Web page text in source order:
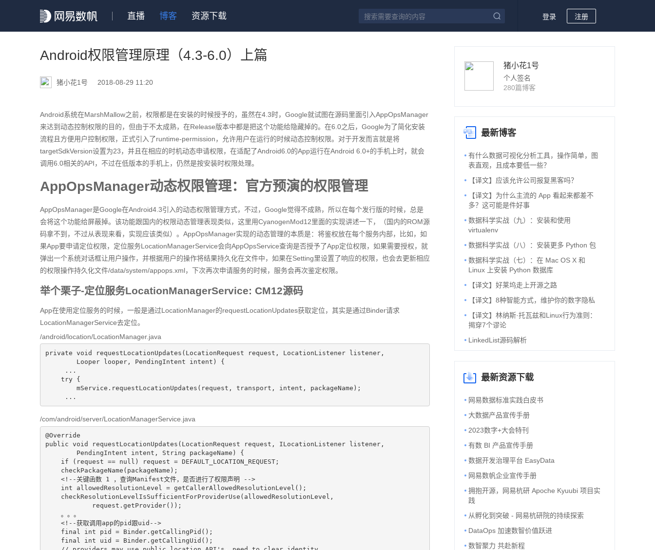
直播 博客 资源下载 登录 注册
猪小花1号
个人签名
280篇博客
最新博客
有什么数据可视化分析工具，操作简单，图
表直观，且成本要低一些？
【译文】应该允许公司报复黑客吗？
【译文】为什么主流的 App 看起来都差不
多？这可能是件好事
数据科学实战（九）：安装和使用
virtualenv
数据科学实战（八）：安装更多 Python 包
数据科学实战（七）：在 Mac OS X 和
Linux 上安装 Python 数据库
【译文】好莱坞走上开源之路
【译文】8种智能方式，维护你的数字隐私
​【译文】林纳斯·托瓦兹和Linux行为准则：
揭穿7个谬论
LinkedList源码解析
最新资源下载
网易数据标准实践白皮书
大数据产品宣传手册
2023数字+大会特刊
有数 BI 产品宣传手册
数据开发治理平台 EasyData
网易数帆企业宣传手册
拥抱开源，网易杭研 Apoche Kyuubi 项目实
践
从孵化到突破 - 网易杭研院的持续探索
DataOps 加速数智价值跃进
数智聚力 共赴新程
Android权限管理原理（4.3-6.0）上篇
猪小花1号 2018-08-29 11:20
Android系统在MarshMallow之前，权限都是在安装的时候授予的，虽然在4.3时，Google就试图在源码里面引入AppOpsManager
来达到动态控制权限的目的，但由于不太成熟，在Release版本中都是把这个功能给隐藏掉的。在6.0之后，Google为了简化安装
流程且方便用户控制权限，正式引入了runtime-permission，允许用户在运行的时候动态控制权限。对于开发而言就是将
targetSdkVersion设置为23，并且在相应的时机动态申请权限，在适配了Android6.0的App运行在Android 6.0+的手机上时，就会
调用6.0相关的API，不过在低版本的手机上，仍然是按安装时权限处理。
AppOpsManager动态权限管理：官方预演的权限管理
AppOpsManager是Google在Android4.3引入的动态权限管理方式，不过，Google觉得不成熟，所以在每个发行版的时候，总是
会将这个功能给屏蔽掉。该功能跟国内的权限动态管理表现类似，这里用CyanogenMod12里面的实现讲述一下，（国内的ROM源
码拿不到，不过从表现来看，实现应该类似）。AppOpsManager实现的动态管理的本质是：将鉴权放在每个服务内部，比如，如
果App要申请定位权限，定位服务LocationManagerService会向AppOpsService查询是否授予了App定位权限，如果需要授权，就
弹出一个系统对话框让用户操作，并根据用户的操作将结果持久化在文件中，如果在Setting里设置了响应的权限，也会去更新相应
的权限操作持久化文件/data/system/appops.xml，下次再次申请服务的时候，服务会再次鉴定权限。
举个栗子-定位服务LocationManagerService: CM12源码
App在使用定位服务的时候，一般是通过LocationManager的requestLocationUpdates获取定位，其实是通过Binder请求
LocationManagerService去定位。
/android/location/LocationManager.java
private void requestLocationUpdates (LocationRequest request, LocationListener listener,
        Looper looper, PendingIntent intent)
{
try {
     ...
/com/android/server/LocationManagerService.java
@Override
public void requestLocationUpdates(LocationRequest request, ILocationListener listener,
<!--关键函数 1 ，查询Manifest文件，是否进行了权限声明 -->
<!--获取调用app的pid跟uid-->